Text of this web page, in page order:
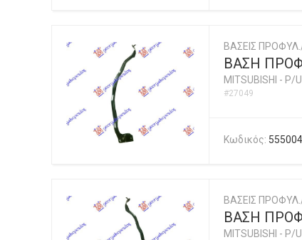
ΒΑΣΕΙΣ
ΒΑΣΗ
MITSUBISHI - P/
#27049
Κωδικός:
ΒΑΣΕΙΣ
ΒΑΣΗ
MITSUBISHI - P/